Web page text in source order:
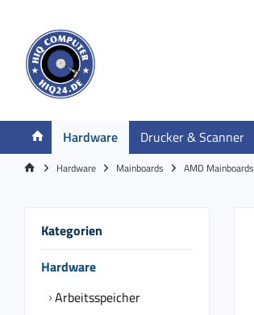
Hardware Drucker & Scanner
Hardware Mainboards AMD Mainboards
Kategorien
Hardware
Arbeitsspeicher